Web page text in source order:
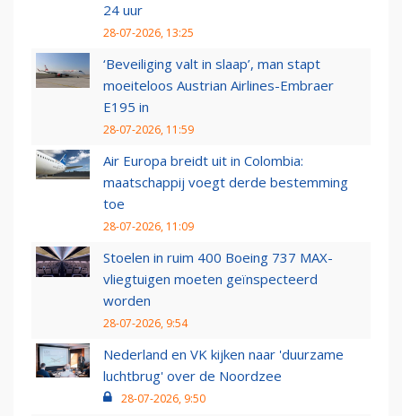
24 uur
28-07-2026, 13:25
‘Beveiliging valt in slaap’, man stapt
moeiteloos Austrian Airlines-Embraer
E195 in
28-07-2026, 11:59
Air Europa breidt uit in Colombia:
maatschappij voegt derde bestemming
toe
28-07-2026, 11:09
Stoelen in ruim 400 Boeing 737 MAX-
vliegtuigen moeten geïnspecteerd
worden
28-07-2026, 9:54
Nederland en VK kijken naar 'duurzame
luchtbrug' over de Noordzee
28-07-2026, 9:50